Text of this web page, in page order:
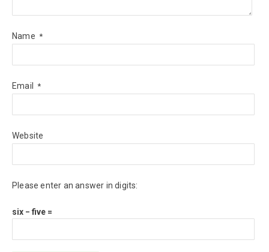
Name *
Email *
Website
Please enter an answer in digits:
six − five =